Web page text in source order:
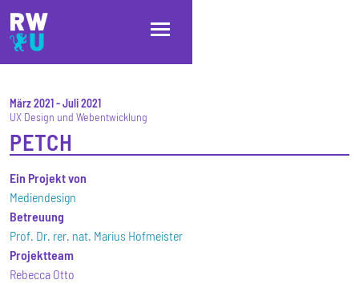
Direkt zum Inhalt
Direkt zur Hauptnavigation
Direkt zum Fußbereich
März 2021-Juli 2021
UX Design und Webentwicklung
PETCH
Ein Projekt von
Mediendesign
Betreuung
Prof. Dr. rer. nat. Marius Hofmeister
Projektteam
Rebecca Otto